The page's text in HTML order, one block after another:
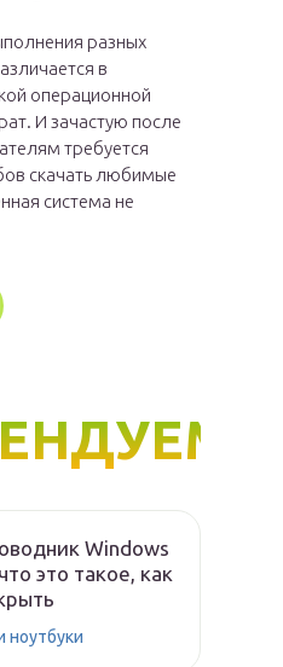
разных
в
операционной
И зачастую после
требуется
скачать любимые
система не
Windows
это такое, как
ноутбуки